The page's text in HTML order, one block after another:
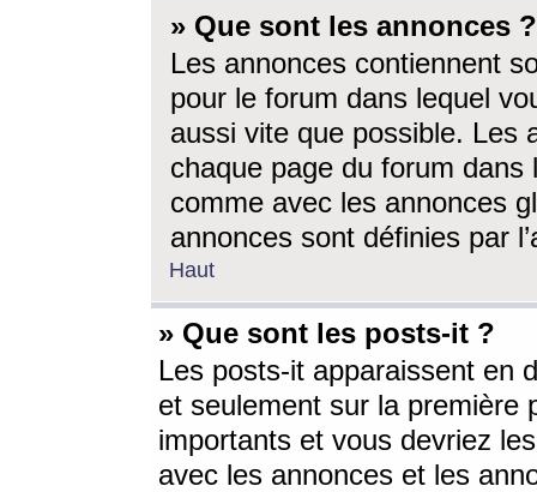
» Que sont les annonces ?
Les annonces contiennent
pour le forum dans lequel
aussi vite que possible. Les
chaque page du forum dans
comme avec les annonces
annonces sont définies par
Haut
» Que sont les posts-it ?
Les posts-it apparaissent en
et seulement sur la première
importants et vous devriez
avec les annonces et les